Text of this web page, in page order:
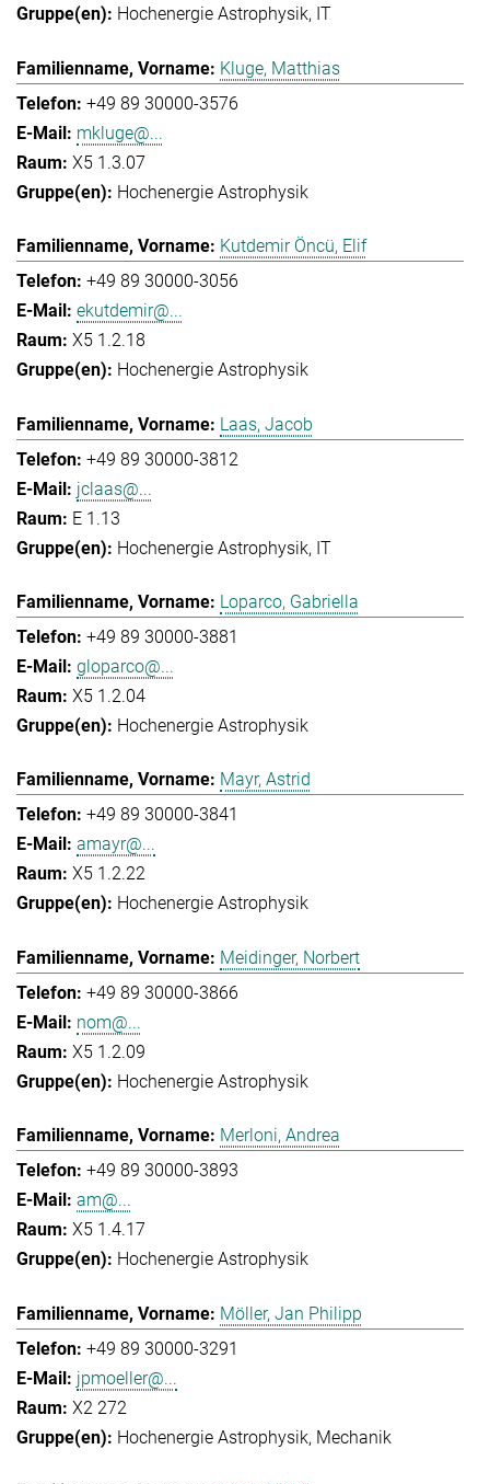
Hochenergie Astrophysik IT
Kluge, Matthias
+49 89 30000-3576
mkluge@...
X5 1.3.07
Hochenergie Astrophysik
Kutdemir Öncü, Elif
+49 89 30000-3056
ekutdemir@...
X5 1.2.18
Hochenergie Astrophysik
Laas, Jacob
+49 89 30000-3812
jclaas@...
E 1.13
Hochenergie Astrophysik IT
Loparco, Gabriella
+49 89 30000-3881
gloparco@...
X5 1.2.04
Hochenergie Astrophysik
Mayr, Astrid
+49 89 30000-3841
amayr@...
X5 1.2.22
Hochenergie Astrophysik
Meidinger, Norbert
+49 89 30000-3866
nom@...
X5 1.2.09
Hochenergie Astrophysik
Merloni, Andrea
+49 89 30000-3893
am@...
X5 1.4.17
Hochenergie Astrophysik
Möller, Jan Philipp
+49 89 30000-3291
jpmoeller@...
X2 272
Hochenergie Astrophysik Mechanik